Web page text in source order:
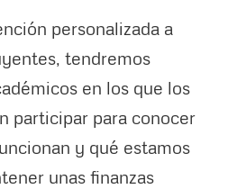
personalizada a
tendremos
en los que los
participar para conocer
y qué estamos
unas finanzas